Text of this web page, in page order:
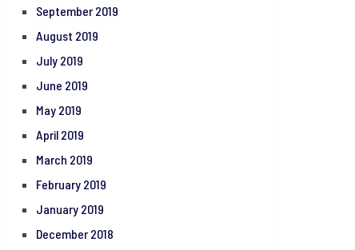
September 2019
August 2019
July 2019
June 2019
May 2019
April 2019
March 2019
February 2019
January 2019
December 2018